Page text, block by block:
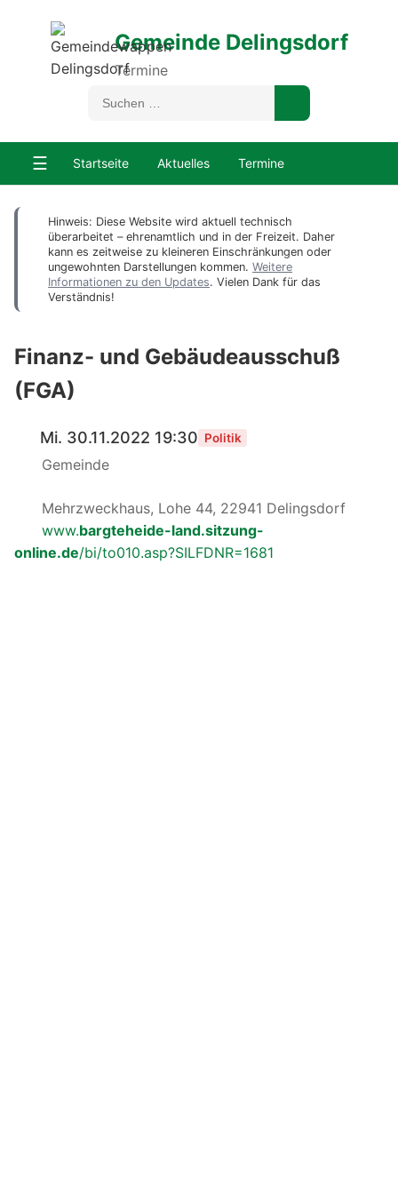
Gemeinde Delingsdorf
Termine
☰ Startseite Aktuelles Termine
Hinweis: Diese Website wird aktuell technisch
überarbeitet – ehrenamtlich und in der Freizeit. Daher
kann es zeitweise zu kleineren Einschränkungen oder
ungewohnten Darstellungen kommen. Weitere
Informationen zu den Updates. Vielen Dank für das
Verständnis!
Finanz- und Gebäudeausschuß
(FGA)
Mi. 30.11.2022 19:30 Politik
Gemeinde
Mehrzweckhaus, Lohe 44, 22941 Delingsdorf
www.bargteheide-land.sitzung-
online.de/bi/to010.asp?SILFDNR=1681